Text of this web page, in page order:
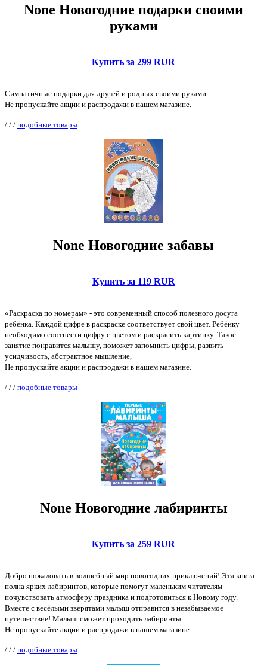
None Новогодние подарки своими
руками
Купить за 299 RUR
Симпатичные подарки для друзей и родных своими руками
Не пропускайте акции и распродажи в нашем магазине.
/ / / подобные товары
None Новогодние забавы
Купить за 119 RUR
«Раскраска по номерам» - это современный способ полезного досуга
ребёнка. Каждой цифре в раскраске соответствует свой цвет. Ребёнку
необходимо соотнести цифру с цветом и раскрасить картинку. Такое
занятие понравится малышу, поможет запомнить цифры, развить
усидчивость, абстрактное мышление,
Не пропускайте акции и распродажи в нашем магазине.
/ / / подобные товары
None Новогодние лабиринты
Купить за 259 RUR
Добро пожаловать в волшебный мир новогодних приключений! Эта книга
полна ярких лабиринтов, которые помогут маленьким читателям
почувствовать атмосферу праздника и подготовиться к Новому году.
Вместе с весёлыми зверятами малыш отправится в незабываемое
путешествие! Малыш сможет проходить лабиринты
Не пропускайте акции и распродажи в нашем магазине.
/ / / подобные товары